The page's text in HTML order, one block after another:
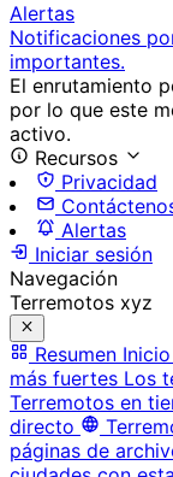
Alertas
Notificaciones
importantes.
El enrutamiento
por lo que este
activo.
Recursos
Privacidad
Alertas
Iniciar sesión
Navegación
Terremotos xyz
Resumen
más fuertes Los
Terremotos en
directo
páginas de